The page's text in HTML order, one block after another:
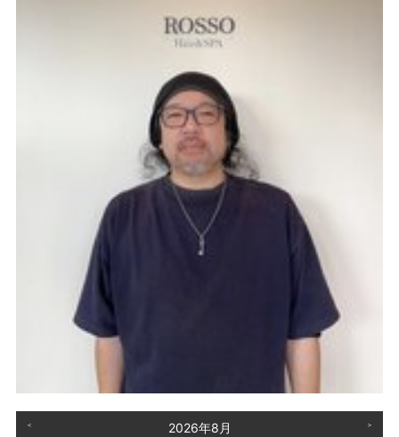
＜ 2026年8月 ＞